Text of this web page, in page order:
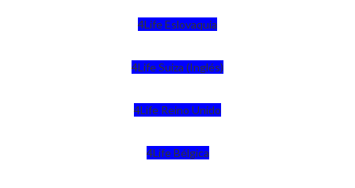
4Life Eslovaquia
4Life Suiza (Inglés)
4Life Reino Unido
4Life Bélgica